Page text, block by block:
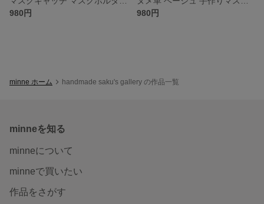
980円
980円
minne ホーム handmade saku's gallery の作品一覧
minneを知る
minneについて
minneで買いたい
作品をさがす